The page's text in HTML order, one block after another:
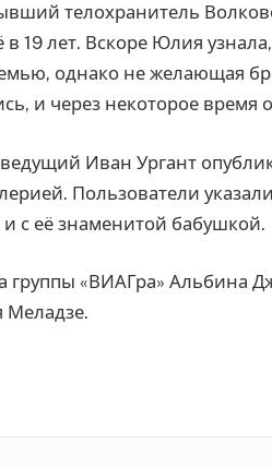
телохранитель
19 лет. Вскоре Юлия
однако не желающая
и через некоторое время
Иван Ургант
Пользователи
с её знаменитой бабушкой.
группы «ВИАГра» Альбина
Меладзе.